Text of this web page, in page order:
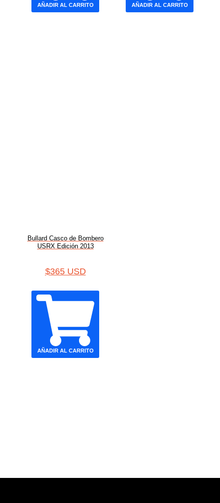
AÑADIR AL CARRITO AÑADIR AL CARRITO
Bullard Casco de Bombero
USRX Edición 2013
$365 USD
AÑADIR AL CARRITO